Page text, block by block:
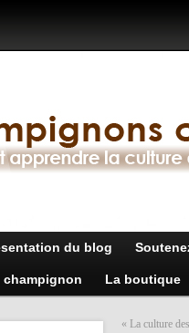
du blog
La boutique
« La culture